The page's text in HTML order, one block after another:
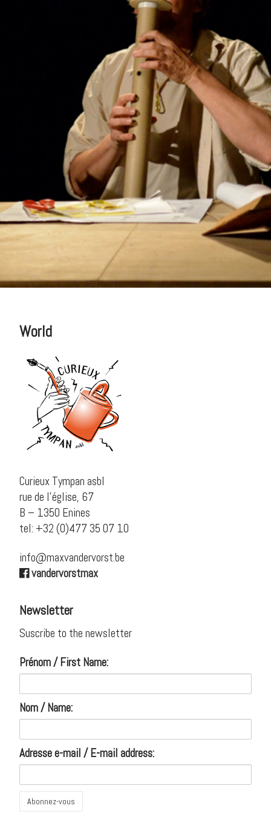
World
Curieux Tympan asbl
rue de l’église, 67
B – 1350 Enines
tel: +32 (0)477 35 07 10
info@maxvandervorst.be
 vandervorstmax
Newsletter
Suscribe to the newsletter
Prénom / First Name:
Nom / Name:
Adresse e-mail / E-mail address: